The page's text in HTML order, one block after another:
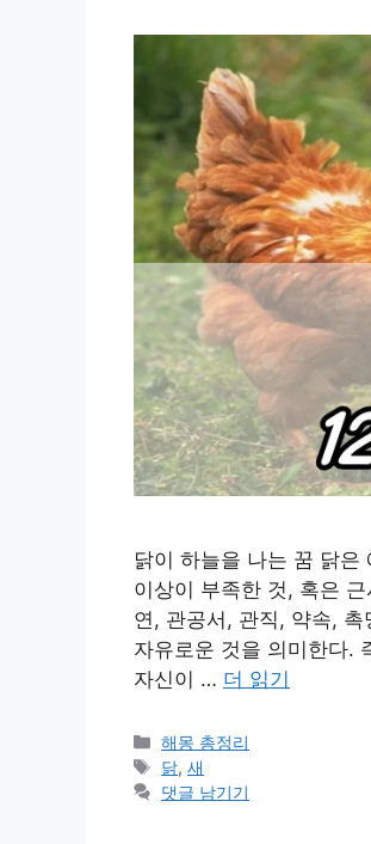
닭이 하늘을 나는 꿈 닭은
이상이 부족한 것, 혹은
연, 관공서, 관직, 약속,
자유로운 것을 의미한다.
자신이 … 더 읽기
카
테
고
해몽 총정리
태
그
닭,새
댓글 남기기